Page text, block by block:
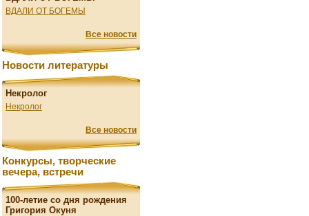
ВДАЛИ ОТ БОГЕМЫ
Все новости
Новости литературы
Некролог
Некролог
Все новости
Конкурсы, творческие
вечера, встречи
100-летие со дня рождения
Григория Окуня